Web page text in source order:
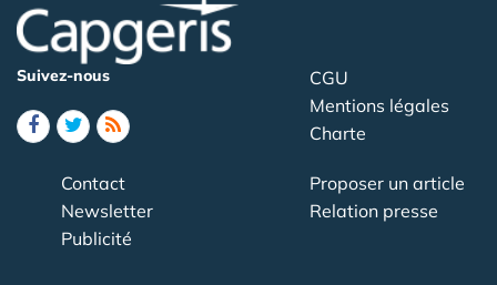
Suivez-nous
CGU
Mentions légales
Charte
Contact
Newsletter
Publicité
Proposer un article
Relation presse